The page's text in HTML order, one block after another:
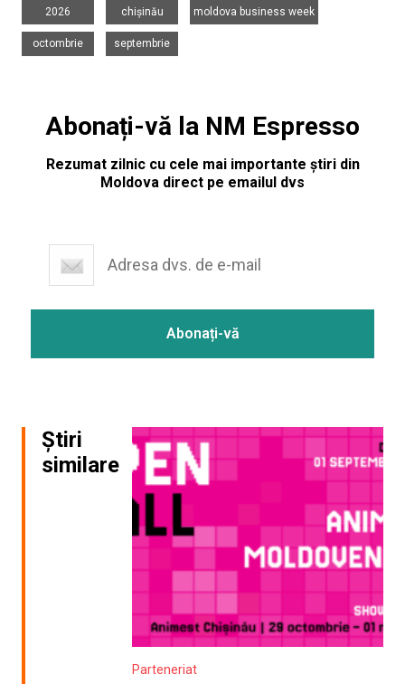
2026
chișinău
moldova business week
octombrie
septembrie
Abonați-vă la NM Espresso
Rezumat zilnic cu cele mai importante știri din
Moldova direct pe emailul dvs
Știri
similare
Parteneriat